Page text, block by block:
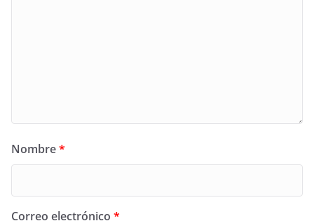
Nombre*
Correo electrónico *